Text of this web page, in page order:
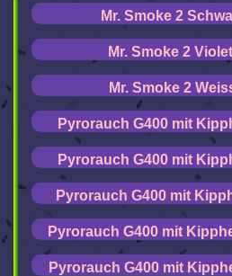
Mr. Smoke 2
Mr. Smoke 2
Mr. Smoke 2
Pyrorauch G400 mit
Pyrorauch G400 mit
Pyrorauch G400 mit
Pyrorauch G400 mit
Pyrorauch G400 mit